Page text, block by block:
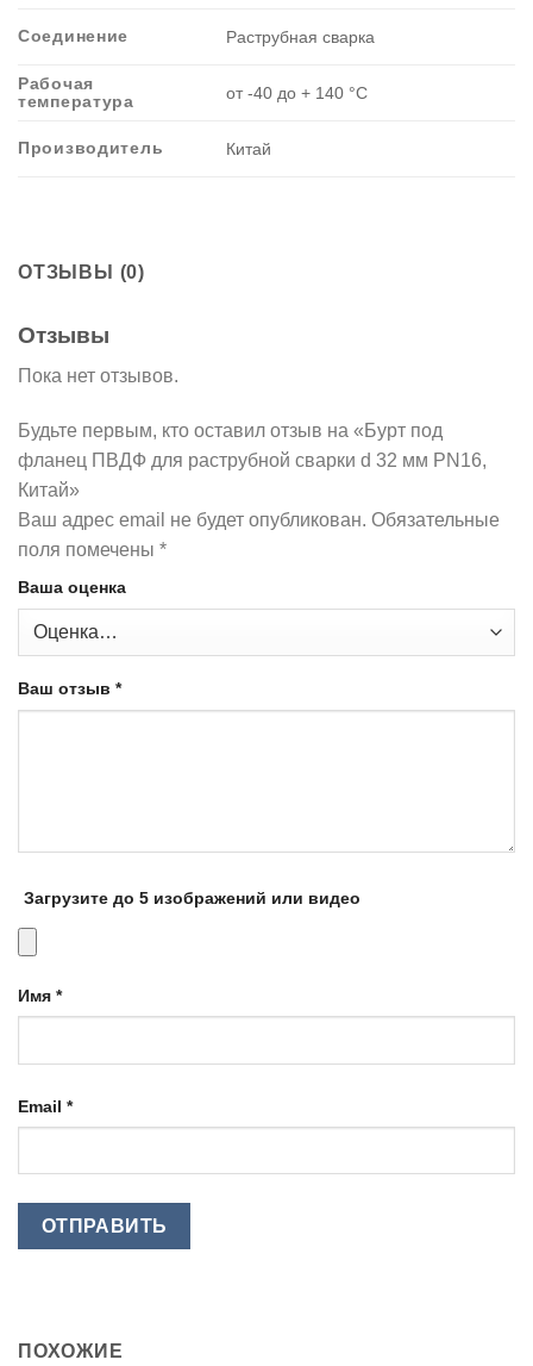
Соединение Раструбная сварка
Рабочая
температура
от -40 до + 140 °C
Производитель Китай
ОТЗЫВЫ (0)
Отзывы
Пока нет отзывов.
Будьте первым, кто оставил отзыв на «Бурт под
фланец ПВДФ для раструбной сварки d 32 мм PN16,
Китай»
Ваш адрес email не будет опубликован. Обязательные
поля помечены *
Ваша оценка
Ваш отзыв *
Загрузите до 5 изображений или видео
Имя *
Email *
ПОХОЖИЕ